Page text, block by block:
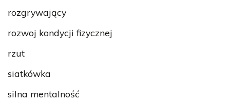
rozgrywający
rozwoj kondycji fizycznej
rzut
siatkówka
silna mentalność